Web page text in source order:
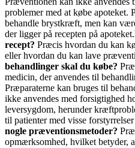
problemer med at købe apoteket.
behandle brystkræft, men kan
der ligger på recepten på apoteket.
recept? Præcis hvordan du kan
eller hvordan du kan lave
behandlinger skal du købe?
medicin, der anvendes til
Præparaterne kan bruges til
ikke anvendes med forsigtighed
leversygdom, herunder
til patienter med visse
nogle præventionsmetoder?
opmærksomhed, hvilket betyder,